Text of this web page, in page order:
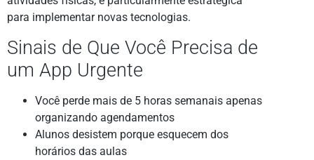
para implementar novas tecnologias.
Sinais de Que Você Precisa de
um App Urgente
Você perde mais de 5 horas semanais apenas
organizando agendamentos
Alunos desistem porque esquecem dos
horários das aulas